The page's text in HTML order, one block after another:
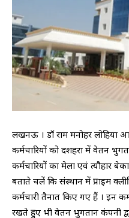
लखनऊ । डॉ राम मनोहर लोहिया
कर्मचारियों को दशहरा में वेतन
कर्मचारियों का मेला एवं त्यौहार
बताते चलें कि संस्थान में प्राइम
कर्मचारी तैनात किए गए हैं । इन
रखते हुए भी वेतन भुगतान कंपनी